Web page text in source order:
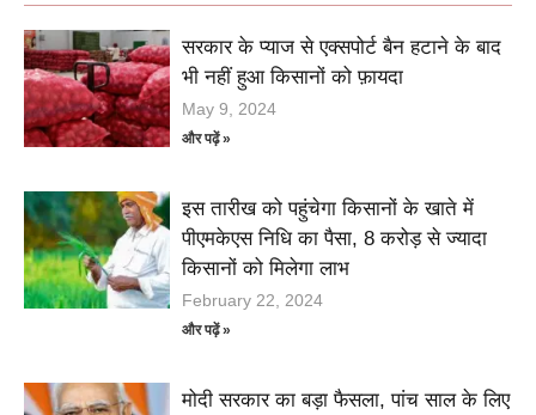
सरकार के प्याज से एक्सपोर्ट बैन हटाने के बाद
भी नहीं हुआ किसानों को फ़ायदा
May 9, 2024
और पढ़ें »
इस तारीख को पहुंचेगा किसानों के खाते में
पीएमकेएस निधि का पैसा, 8 करोड़ से ज्यादा
किसानों को मिलेगा लाभ
February 22, 2024
और पढ़ें »
मोदी सरकार का बड़ा फैसला, पांच साल के लिए